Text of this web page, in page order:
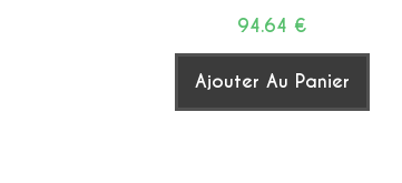
94.64€
Ajouter Au Panier